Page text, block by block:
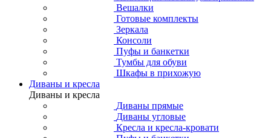
Вешалки
Готовые комплекты
Зеркала
Консоли
Пуфы и банкетки
Тумбы для обуви
Шкафы в прихожую
Диваны и кресла
Диваны и кресла
Диваны прямые
Диваны угловые
Кресла и кресла-кровати